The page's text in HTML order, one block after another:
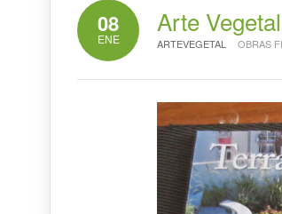
08
ENE
Arte
ARTEVEGETAL OBRAS